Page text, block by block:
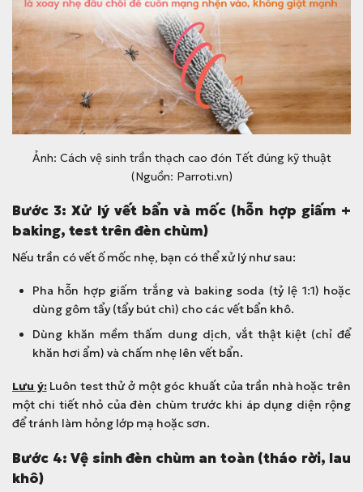
Ảnh: Cách vệ sinh trần thạch cao đón Tết đúng kỹ thuật
(Nguồn: Parroti.vn)
Bước 3: Xử lý vết bẩn và mốc (hỗn hợp giấm +
baking, test trên đèn chùm)
Nếu trần có vết ố mốc nhẹ, bạn có thể xử lý như sau:
Pha hỗn hợp giấm trắng và baking soda (tỷ lệ 1:1) hoặc
dùng gôm tẩy (tẩy bút chì) cho các vết bẩn khô.
Dùng khăn mềm thấm dung dịch, vắt thật kiệt (chỉ để
khăn hơi ẩm) và chấm nhẹ lên vết bẩn.
Lưu ý:Luôn test thử ở một góc khuất của trần nhà hoặc trên
một chi tiết nhỏ của đèn chùm trước khi áp dụng diện rộng
để tránh làm hỏng lớp mạ hoặc sơn.
Bước 4: Vệ sinh đèn chùm an toàn (tháo rời, lau
khô)